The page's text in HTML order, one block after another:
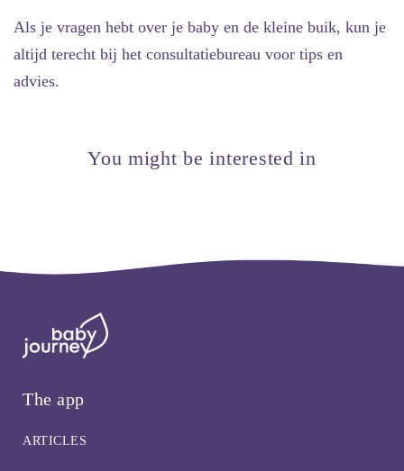
Als je vragen hebt over je baby en de kleine buik, kun je
altijd terecht bij het consultatiebureau voor tips en
advies.
You might be interested in
The app
ARTICLES